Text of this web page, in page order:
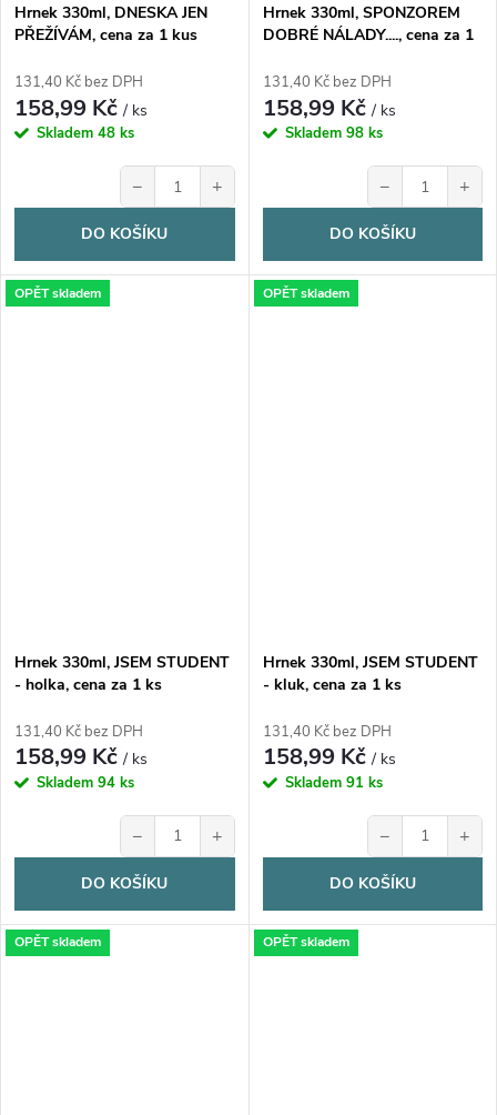
Hrnek 330ml, DNESKA JEN
PŘEŽÍVÁM, cena za 1 kus
131,40 Kč bez DPH
158,99 Kč/ ks
Skladem 48 ks
− +
DO KOŠÍKU
Hrnek 330ml, SPONZOREM
DOBRÉ NÁLADY...., cena za 1
131,40 Kč bez DPH
158,99 Kč/ ks
Skladem 98 ks
− +
DO KOŠÍKU
OPĚT skladem
Hrnek 330ml, JSEM STUDENT
- holka, cena za 1 ks
131,40 Kč bez DPH
158,99 Kč/ ks
Skladem 94 ks
− +
DO KOŠÍKU
OPĚT skladem
Hrnek 330ml, JSEM STUDENT
- kluk, cena za 1 ks
131,40 Kč bez DPH
158,99 Kč/ ks
Skladem 91 ks
− +
DO KOŠÍKU
OPĚT skladem OPĚT skladem